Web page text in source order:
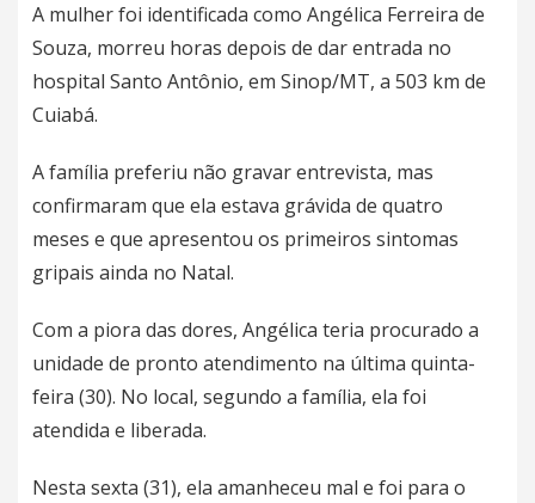
A mulher foi identificada como Angélica Ferreira de
Souza, morreu horas depois de dar entrada no
hospital Santo Antônio, em Sinop/MT, a 503 km de
Cuiabá.
A família preferiu não gravar entrevista, mas
confirmaram que ela estava grávida de quatro
meses e que apresentou os primeiros sintomas
gripais ainda no Natal.
Com a piora das dores, Angélica teria procurado a
unidade de pronto atendimento na última quinta-
feira (30). No local, segundo a família, ela foi
atendida e liberada.
Nesta sexta (31), ela amanheceu mal e foi para o